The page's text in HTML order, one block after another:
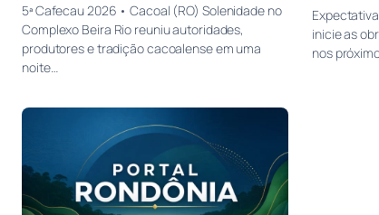
5ª Cafecau 2026 • Cacoal (RO) Solenidade no
Complexo Beira Rio reuniu autoridades,
produtores e tradição cacoalense em uma
noite…
inicie as
nos